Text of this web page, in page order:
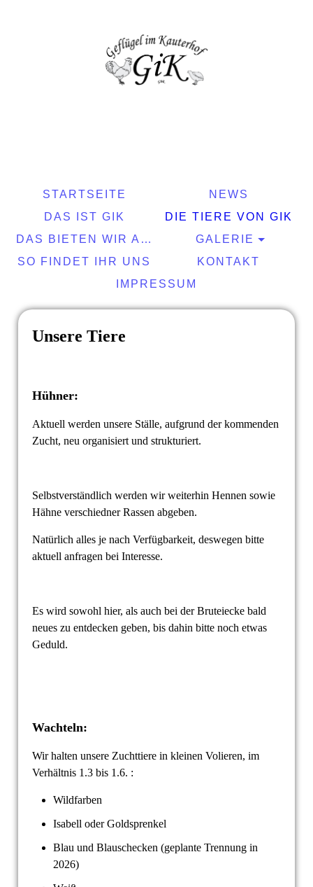
STARTSEITE
NEWS
DAS IST GIK
DIE TIERE VON GIK
DAS BIETEN WIR AN
GALERIE
SO FINDET IHR UNS
KONTAKT
IMPRESSUM
Unsere Tiere
Hühner:
Aktuell werden unsere Ställe, aufgrund der kommenden
Zucht, neu organisiert und strukturiert.
Selbstverständlich werden wir weiterhin Hennen sowie
Hähne verschiedner Rassen abgeben.
Natürlich alles je nach Verfügbarkeit, deswegen bitte
aktuell anfragen bei Interesse.
Es wird sowohl hier, als auch bei der Bruteiecke bald
neues zu entdecken geben, bis dahin bitte noch etwas
Geduld.
Wachteln:
Wir halten unsere Zuchttiere in kleinen Volieren, im
Verhältnis 1.3 bis 1.6. :
Wildfarben
Isabell oder Goldsprenkel
Blau und Blauschecken (geplante Trennung in
2026)